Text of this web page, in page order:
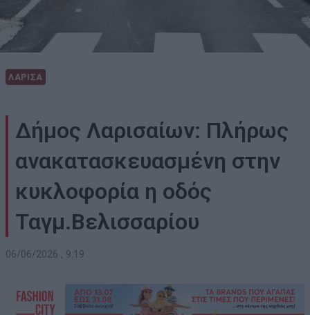
ΛΑΡΙΣΑ
Δήμος Λαρισαίων: Πλήρως
ανακατασκευασμένη στην
κυκλοφορία η οδός
Ταγμ.Βελισσαρίου
06/06/2026 , 9:19